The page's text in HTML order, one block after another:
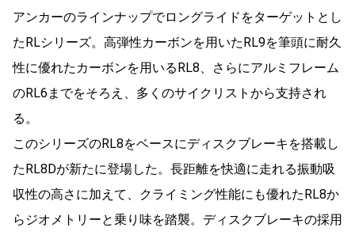
アンカーのラインナップでロングライドをターゲットとし
たRLシリーズ。高弾性カーボンを用いたRL9を筆頭に耐久
性に優れたカーボンを用いるRL8、さらにアルミフレーム
のRL6までをそろえ、多くのサイクリストから支持され
る。
このシリーズのRL8をベースにディスクブレーキを搭載し
たRL8Dが新たに登場した。長距離を快適に走れる振動吸
収性の高さに加えて、クライミング性能にも優れたRL8か
らジオメトリーと乗り味を踏襲。ディスクブレーキの採用